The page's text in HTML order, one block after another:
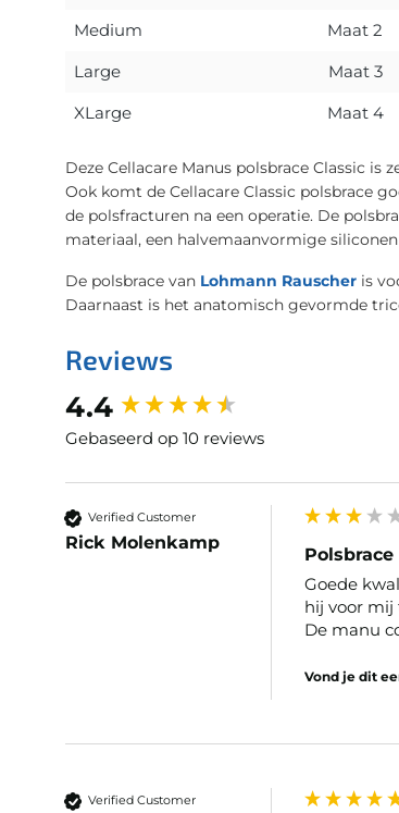
Medium
Maat 2
Large
Maat 3
XLarge
Maat 4
Deze Cellacare Manus polsbrace Classic
Ook komt de Cellacare Classic polsbrace
de polsfracturen na een operatie. De
materiaal, een halvemaanvormige
De polsbrace van Lohmann Rauscher is
Daarnaast is het anatomisch gevormde
Reviews
4.4
Gebaseerd op 10 reviews
Verified Customer
Rick Molenkamp
Goede
hij voor mij
De manu
Vond je dit
Verified Customer
New content loaded